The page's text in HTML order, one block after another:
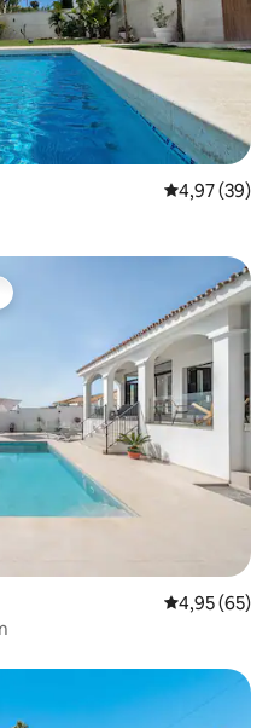
Priemerné
4,97 (39)
Priemerné
4,95 (65)